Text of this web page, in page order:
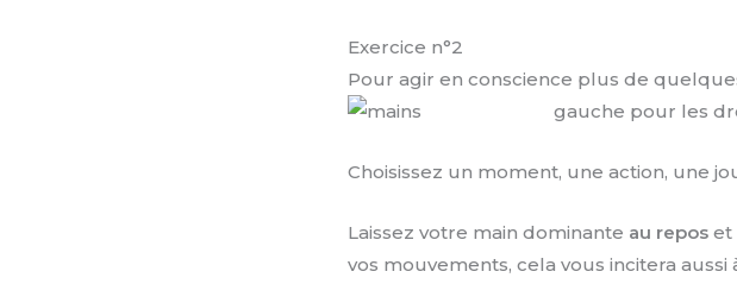
Exercice n°2
Pour agir en conscience plus de
gauche pour les
Choisissez un moment, une action, une
Laissez votre main dominante au repos et
vos mouvements, cela vous incitera